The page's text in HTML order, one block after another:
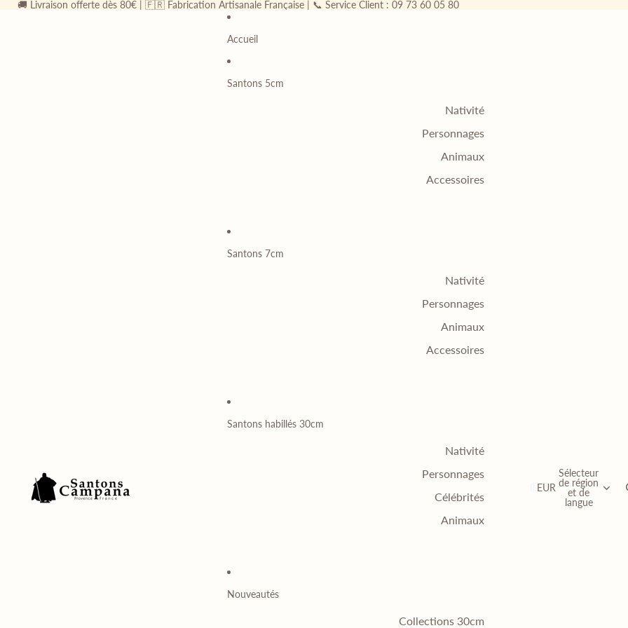
🚚 Livraison offerte dès 80€ | 🇫🇷 Fabrication Artisanale Française | 📞 Service Client : 09 73 60 05 80
Accueil
Santons 5cm
Nativité
Personnages
Animaux
Accessoires
Santons 7cm
Nativité
Personnages
Animaux
Accessoires
Santons habillés 30cm
Nativité
Personnages
Célébrités
Animaux
Nouveautés
Collections 30cm
EUR
Sélecteur
de région
et de
langue